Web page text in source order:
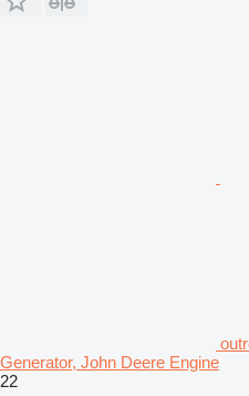
Generator, John Deere Engine
22